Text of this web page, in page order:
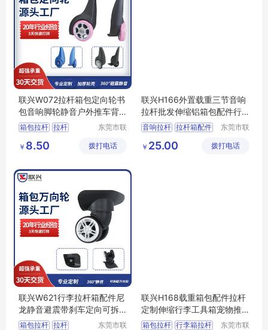
联兴W072拉杆箱包定向轮书
包音响脚轮静音户外推车背
包万向轮子
箱包拉杆 拉杆
拉杆箱滑轮
东莞市联
件有限公
￥ 8.50 拨打电话
联兴H166外置载重三节音响
拉杆批发伸缩铝箱包配件行
李工具箱拉杆
音响拉杆 拉杆箱配件
行李箱轮子
东莞市联
件有限公
￥ 25.00 拨打电话
联兴W621行李拉杆箱配件尼
龙静音避震带刹车定向可拆
卸万向脚轮
箱包拉杆 拉杆
东莞市联
联兴H168载重箱包配件拉杆
定制伸缩行李工具箱宠物推
车铝拉杆批发
箱包拉杆 行李箱拉杆
东莞市联